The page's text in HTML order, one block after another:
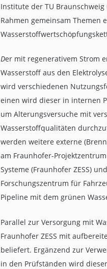
Institute der TU
Rahmen gemeinsam Themen
Der mit regenerativem Strom
Wasserstoff aus den
wird verschiedenen
einen wird dieser in internen
um Alterungsversuche mit
Wasserstoffqualitäten
werden weitere externe
am Fraunhofer-
Systeme (Fraunhofer ZESS)
Forschungszentrum für
Pipeline mit dem grünen
Parallel zur Versorgung mit
Fraunhofer ZESS mit
beliefert. Ergänzend zur
in den Prüfständen wird